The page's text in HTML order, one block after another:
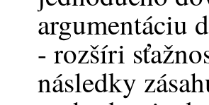
argumentáciu
- rozšíri
následky